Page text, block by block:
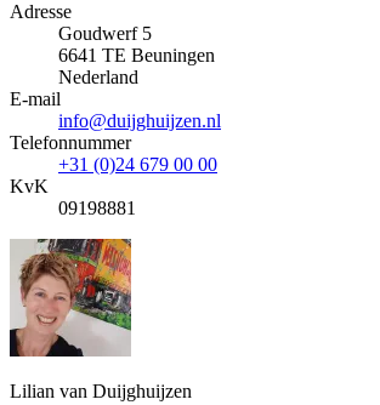
Adresse
Goudwerf 5
6641 TE Beuningen
Nederland
E-mail
info@duijghuijzen.nl
Telefonnummer
+31 (0)24 679 00 00
KvK
09198881
Lilian van Duijghuijzen